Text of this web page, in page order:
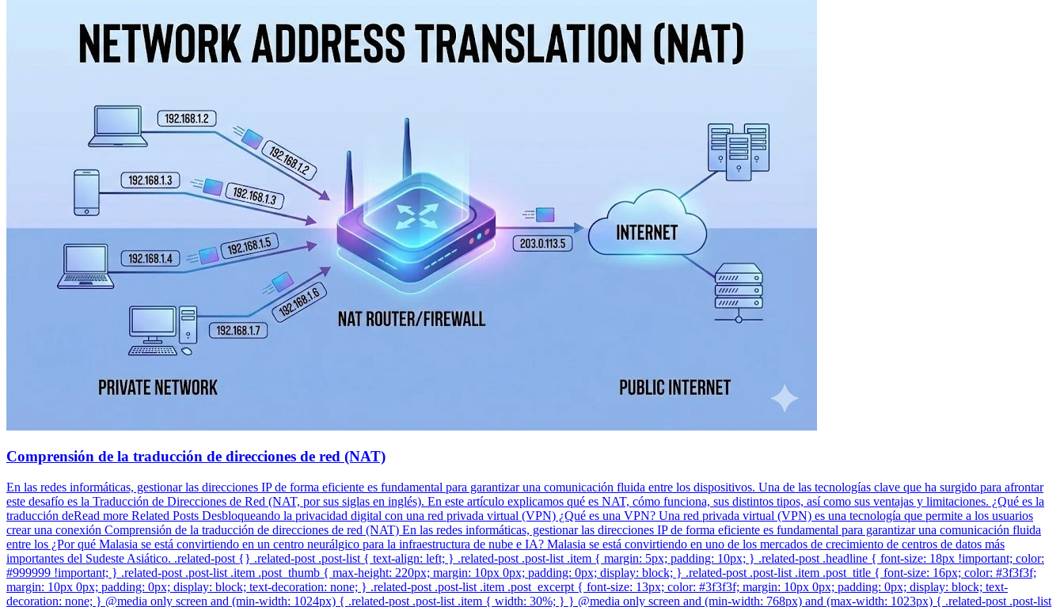
Comprensión de la traducción de direcciones de red (NAT)
En las redes informáticas, gestionar las direcciones IP de forma eficiente es fundamental para garantizar una comunicación fluida entre los dispositivos. Una de las tecnologías clave que ha surgido para afrontar
este desafío es la Traducción de Direcciones de Red (NAT, por sus siglas en inglés). En este artículo explicamos qué es NAT, cómo funciona, sus distintos tipos, así como sus ventajas y limitaciones. ¿Qué es la
traducción deRead more Related Posts Desbloqueando la privacidad digital con una red privada virtual (VPN) ¿Qué es una VPN? Una red privada virtual (VPN) es una tecnología que permite a los usuarios
crear una conexión Comprensión de la traducción de direcciones de red (NAT) En las redes informáticas, gestionar las direcciones IP de forma eficiente es fundamental para garantizar una comunicación fluida
entre los ¿Por qué Malasia se está convirtiendo en un centro neurálgico para la infraestructura de nube e IA? Malasia se está convirtiendo en uno de los mercados de crecimiento de centros de datos más
importantes del Sudeste Asiático. .related-post {} .related-post .post-list { text-align: left; } .related-post .post-list .item { margin: 5px; padding: 10px; } .related-post .headline { font-size: 18px !important; color:
#999999 !important; } .related-post .post-list .item .post_thumb { max-height: 220px; margin: 10px 0px; padding: 0px; display: block; } .related-post .post-list .item .post_title { font-size: 16px; color: #3f3f3f;
margin: 10px 0px; padding: 0px; display: block; text-decoration: none; } .related-post .post-list .item .post_excerpt { font-size: 13px; color: #3f3f3f; margin: 10px 0px; padding: 0px; display: block; text-
decoration: none; } @media only screen and (min-width: 1024px) { .related-post .post-list .item { width: 30%; } } @media only screen and (min-width: 768px) and (max-width: 1023px) { .related-post .post-list